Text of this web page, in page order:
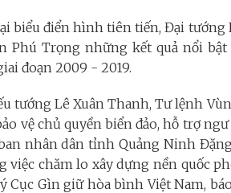
biểu điển hình tiên tiến, Đại tướng
Phú Trọng những kết quả nổi
đoạn 2009 - 2019.
tướng Lê Xuân Thanh, Tư lệnh
vệ chủ quyền biển đảo, hỗ trợ
nhân dân tỉnh Quảng Ninh
việc chăm lo xây dựng nền quốc
Cục Gìn giữ hòa bình Việt Nam,